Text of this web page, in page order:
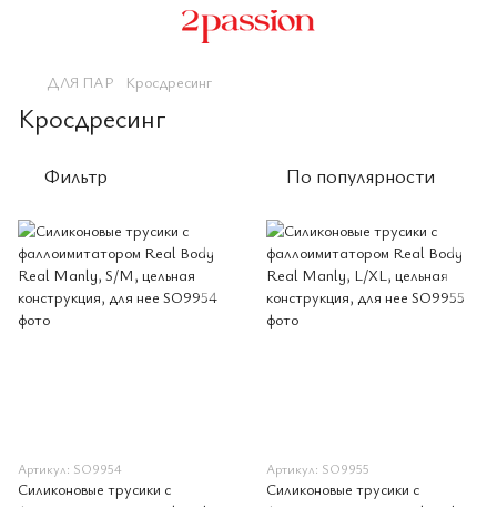
ДЛЯ ПАР Кросдресинг
Кросдресинг
Фильтр По популярности
Артикул: SO9954
Силиконовые трусики с
Артикул: SO9955
Силиконовые трусики с